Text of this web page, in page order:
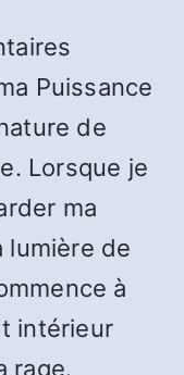
Puissance
de
Lorsque je
ma
lumière de
à
intérieur
rage.